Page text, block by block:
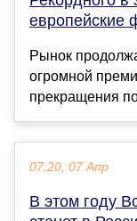
европейские
Рынок
огромной
прекращения
07:20, 07 Апр
В этом году